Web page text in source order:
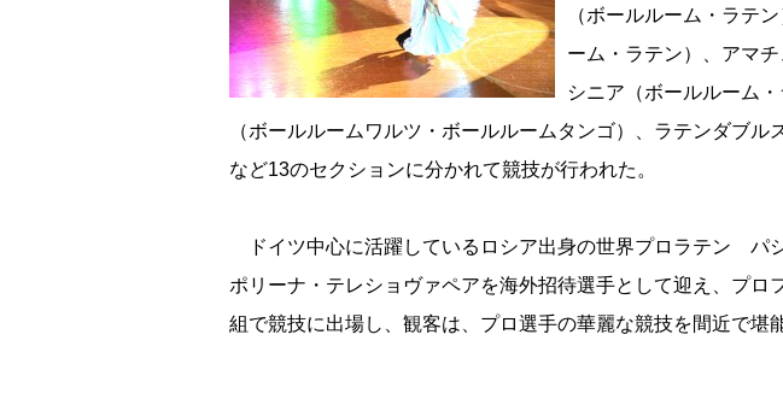
（ボールルーム・ラテ
ーム・ラテン）、アマチ
シニア（ボールルーム
（ボールルームワルツ・ボールルームタンゴ）、ラテンダブル
など13のセクションに分かれて競技が行われた。
ドイツ中心に活躍しているロシア出身の世界プロラテン パ
ポリーナ・テレショヴァペアを海外招待選手として迎え、プロ
組で競技に出場し、観客は、プロ選手の華麗な競技を間近で堪